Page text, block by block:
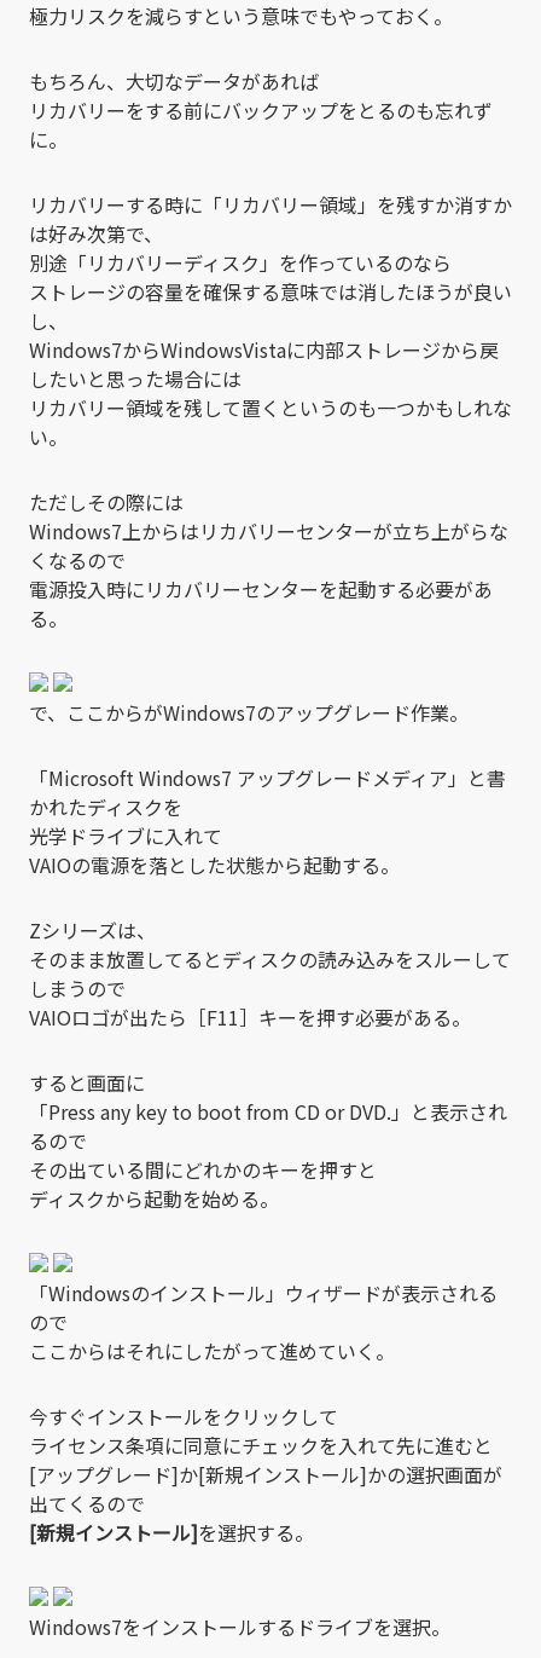
極力リスクを減らすという意味でもやっておく。
もちろん、大切なデータがあれば
リカバリーをする前にバックアップをとるのも忘れず
に。
リカバリーする時に「リカバリー領域」を残すか消すか
は好み次第で、
別途「リカバリーディスク」を作っているのなら
ストレージの容量を確保する意味では消したほうが良い
し、
Windows7からWindowsVistaに内部ストレージから戻
したいと思った場合には
リカバリー領域を残して置くというのも一つかもしれな
い。
ただしその際には
Windows7上からはリカバリーセンターが立ち上がらな
くなるので
電源投入時にリカバリーセンターを起動する必要があ
る。
で、ここからがWindows7のアップグレード作業。
「Microsoft Windows7 アップグレードメディア」と書
かれたディスクを
光学ドライブに入れて
VAIOの電源を落とした状態から起動する。
Zシリーズは、
そのまま放置してるとディスクの読み込みをスルーして
しまうので
VAIOロゴが出たら［F11］キーを押す必要がある。
すると画面に
「Press any key to boot from CD or DVD.」と表示され
るので
その出ている間にどれかのキーを押すと
ディスクから起動を始める。
「Windowsのインストール」ウィザードが表示される
ので
ここからはそれにしたがって進めていく。
今すぐインストールをクリックして
ライセンス条項に同意にチェックを入れて先に進むと
[アップグレード]か[新規インストール]かの選択画面が
出てくるので
[新規インストール]を選択する。
Windows7をインストールするドライブを選択。